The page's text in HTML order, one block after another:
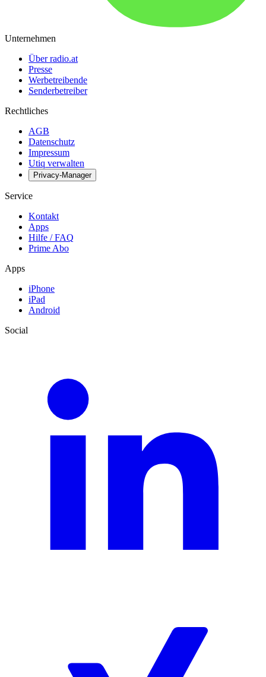
Unternehmen
Über radio.at
Presse
Werbetreibende
Senderbetreiber
Rechtliches
AGB
Datenschutz
Impressum
Utiq verwalten
Privacy-Manager
Service
Kontakt
Apps
Hilfe / FAQ
Prime Abo
Apps
iPhone
iPad
Android
Social